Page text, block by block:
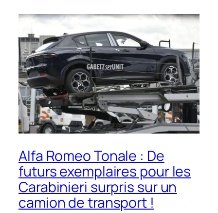
Alfa Romeo Tonale : De
futurs exemplaires pour les
Carabinieri surpris sur un
camion de transport !